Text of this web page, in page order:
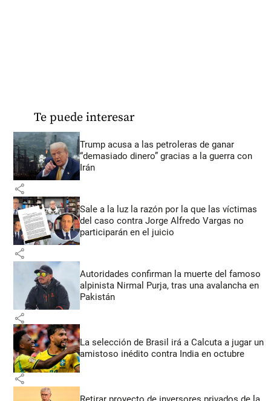
Te puede interesar
Trump acusa a las petroleras de ganar
“demasiado dinero” gracias a la guerra con
Irán
share
Sale a la luz la razón por la que las víctimas
del caso contra Jorge Alfredo Vargas no
participarán en el juicio
share
Autoridades confirman la muerte del famoso
alpinista Nirmal Purja, tras una avalancha en
Pakistán
share
La selección de Brasil irá a Calcuta a jugar un
amistoso inédito contra India en octubre
share